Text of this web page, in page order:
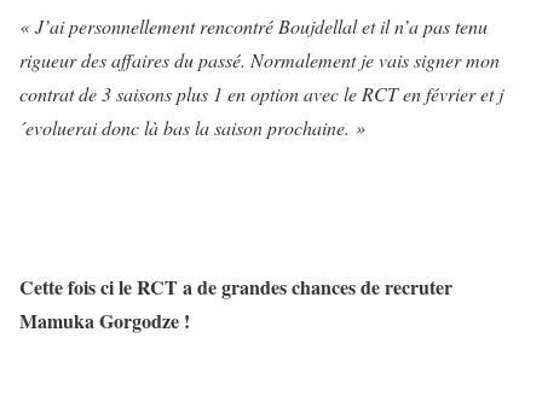
« J’ai personnellement rencontré Boujdellal et il n’a pas tenu
rigueur des affaires du passé. Normalement je vais signer mon
contrat de 3 saisons plus 1 en option avec le RCT en février et j
´evoluerai donc là bas la saison prochaine. »
Cette fois ci le RCT a de grandes chances de recruter
Mamuka Gorgodze !